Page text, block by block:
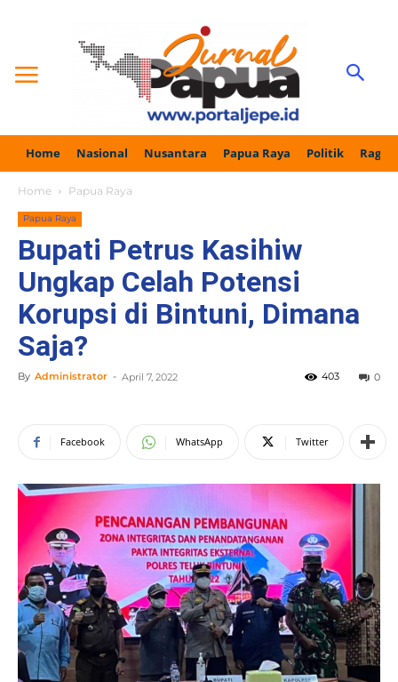
Home Nasional Nusantara Papua Raya Politik
Home Papua Raya
Papua Raya
Bupati Petrus Kasihiw
Ungkap Celah Potensi
Korupsi di Bintuni, Dimana
Saja?
By Administrator - April 7, 2022 0
403
Facebook WhatsApp Twitter